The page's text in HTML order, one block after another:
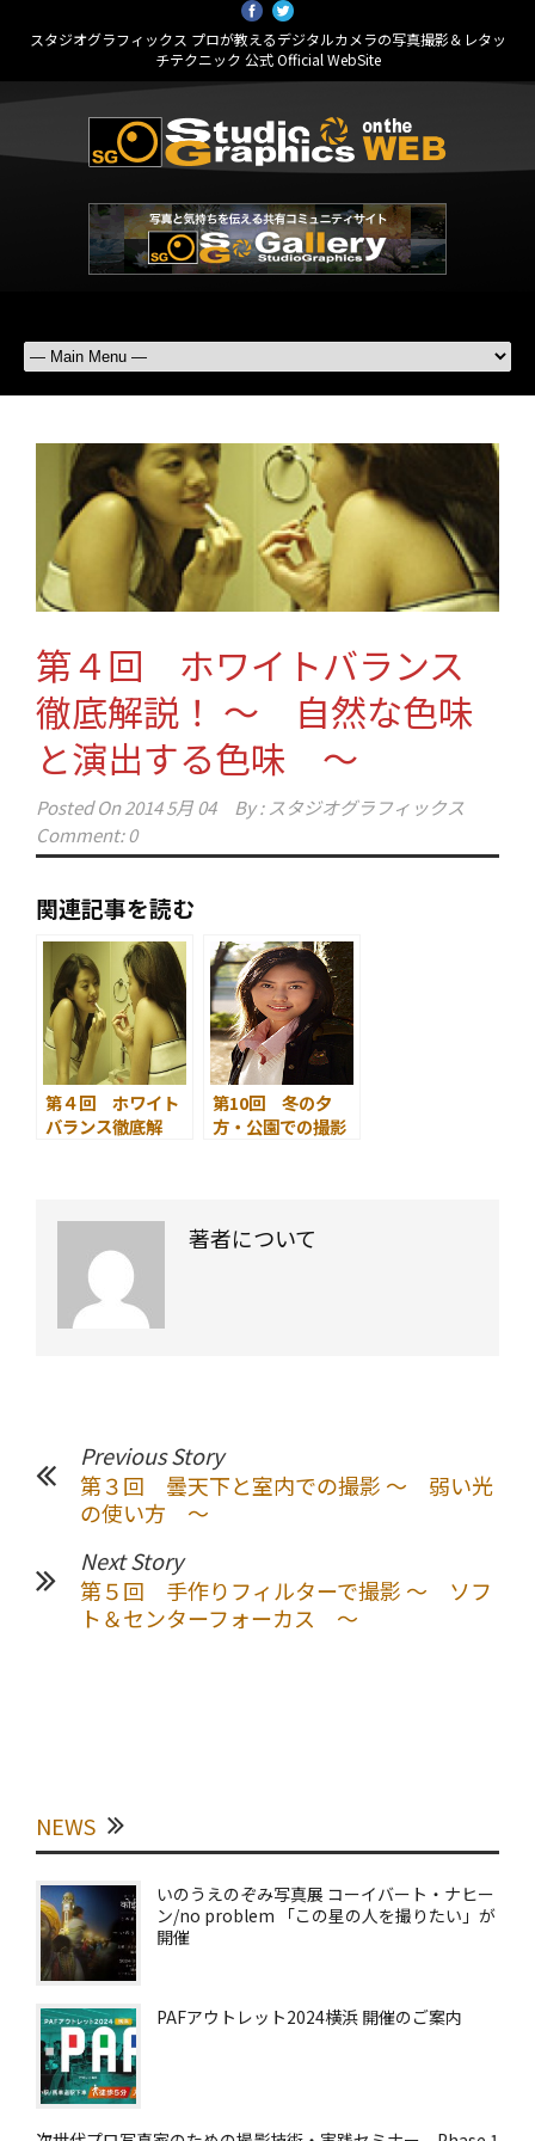
スタジオグラフィックス プロが教えるデジタルカメラの写真撮影＆レタッ
チテクニック 公式 Official WebSite
第４回 ホワイトバランス
徹底解説！ ～ 自然な色味
と演出する色味 ～
Posted On2014 5月 04 By : スタジオグラフィックス
Comment: 0
関連記事を読む
第４回 ホワイト
バランス徹底解
第10回 冬の夕
方・公園での撮影
著者について
Previous Story
第３回 曇天下と室内での撮影 ～ 弱い光
の使い方 ～
Next Story
第５回 手作りフィルターで撮影 ～ ソフ
ト＆センターフォーカス ～
NEWS
いのうえのぞみ写真展 コーイバート・ナヒー
ン/no problem 「この星の人を撮りたい」が
開催
PAFアウトレット2024横浜 開催のご案内